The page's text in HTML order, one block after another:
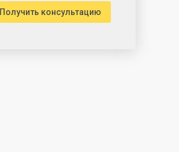
Получить консультацию